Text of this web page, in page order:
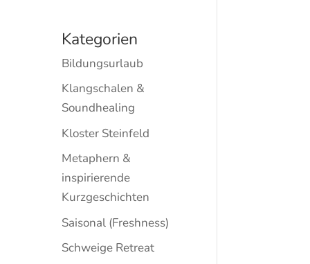
Kategorien
Bildungsurlaub
Klangschalen &
Soundhealing
Kloster Steinfeld
Metaphern &
inspirierende
Kurzgeschichten
Saisonal (Freshness)
Schweige Retreat